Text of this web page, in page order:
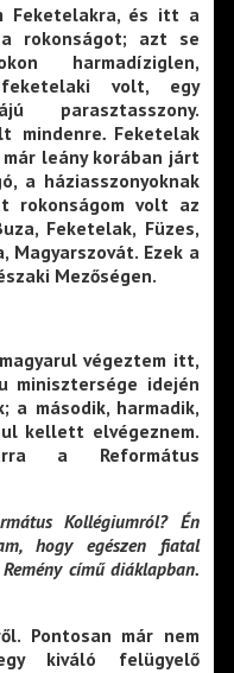
Feketelakra, és itt a
rokonságot; azt se
harmadíziglen,
volt, egy
parasztasszony.
mindenre. Feketelak
leány korában járt
a háziasszonyoknak
rokonságom volt az
Feketelak, Füzes,
Magyarszovát. Ezek a
Mezőségen.
végeztem itt,
minisztersége idején
a második, harmadik,
kellett elvégeznem.
a Református
Kollégiumról? Én
hogy egészen fiatal
című diáklapban.
Pontosan már nem
kiváló felügyelő